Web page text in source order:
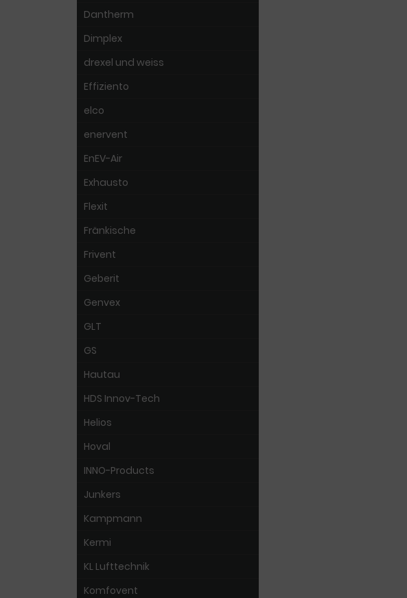
Dantherm
Dimplex
drexel und weiss
Effiziento
elco
enervent
EnEV-Air
Exhausto
Flexit
Fränkische
Frivent
Geberit
Genvex
GLT
GS
Hautau
HDS Innov-Tech
Helios
Hoval
INNO-Products
Junkers
Kampmann
Kermi
KL Lufttechnik
Komfovent